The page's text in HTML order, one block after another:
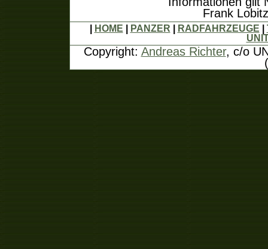
Frank
HOME PANZER RADFAHRZEUGE
Copyright: Andreas Richter, c/o